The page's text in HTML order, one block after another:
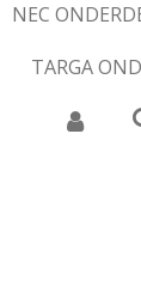
NEC
TARGA